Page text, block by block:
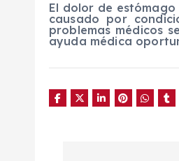
El dolor de
causado por
problemas médicos
ayuda médica